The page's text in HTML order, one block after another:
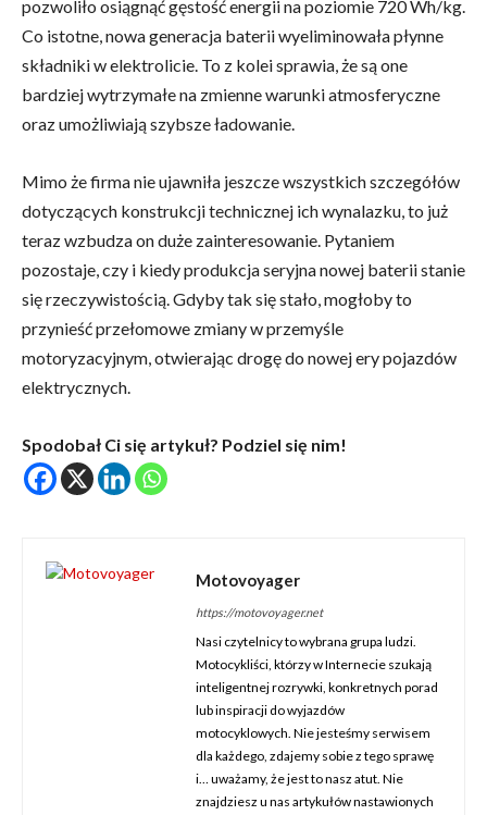
pozwoliło osiągnąć gęstość energii na poziomie 720 Wh/kg.
Co istotne, nowa generacja baterii wyeliminowała płynne
składniki w elektrolicie. To z kolei sprawia, że są one
bardziej wytrzymałe na zmienne warunki atmosferyczne
oraz umożliwiają szybsze ładowanie.
Mimo że firma nie ujawniła jeszcze wszystkich szczegółów
dotyczących konstrukcji technicznej ich wynalazku, to już
teraz wzbudza on duże zainteresowanie. Pytaniem
pozostaje, czy i kiedy produkcja seryjna nowej baterii stanie
się rzeczywistością. Gdyby tak się stało, mogłoby to
przynieść przełomowe zmiany w przemyśle
motoryzacyjnym, otwierając drogę do nowej ery pojazdów
elektrycznych.
Spodobał Ci się artykuł? Podziel się nim!
Motovoyager
https://motovoyager.net
Nasi czytelnicy to wybrana grupa ludzi.
Motocykliści, którzy w Internecie szukają
inteligentnej rozrywki, konkretnych porad
lub inspiracji do wyjazdów
motocyklowych. Nie jesteśmy serwisem
dla każdego, zdajemy sobie z tego sprawę
i… uważamy, że jest to nasz atut. Nie
znajdziesz u nas artykułów nastawionych